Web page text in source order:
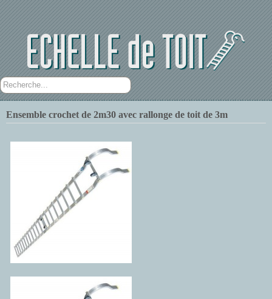
Rechercher
Ensemble crochet de 2m30 avec rallonge de toit de 3m